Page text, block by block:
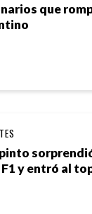
que
F1 y entró al